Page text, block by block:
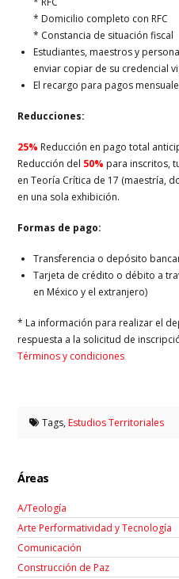
* Domicilio completo con RFC
* Constancia de situación fiscal
Estudiantes, maestros y
enviar copiar de su credencial
El recargo para pagos
Reducciones:
25% Reducción en pago total
Reducción del 50% para inscritos,
en Teoría Crítica de 17 (maestría,
en una sola exhibición.
Formas de pago:
Transferencia o depósito
Tarjeta de crédito o débito a
en México y el extranjero)
* La información para realizar el
respuesta a la solicitud de
Términos y condiciones
Tags,Estudios Territoriales
Áreas
A/Teología
Arte Performatividad y Tecnología
Comunicación
Construcción de Paz